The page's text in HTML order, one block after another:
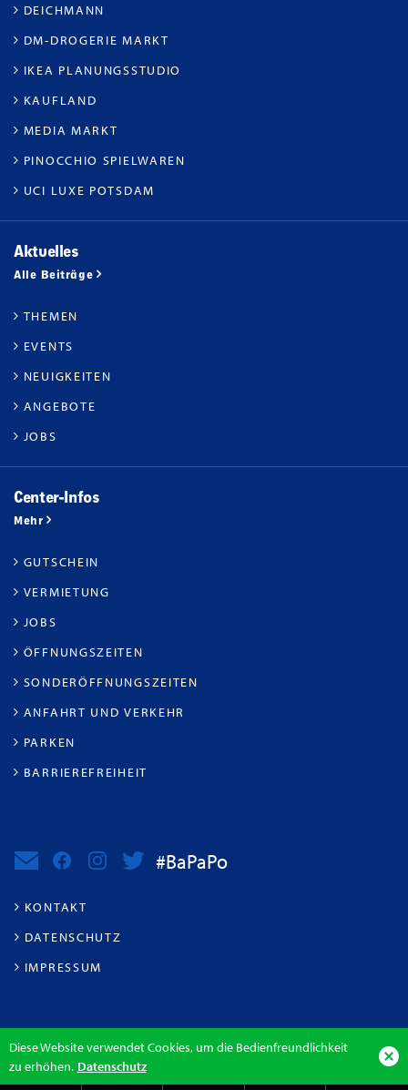
Diese Website verwendet Cookies, um die Bedienfreundlichkeit
zu erhöhen. Datenschutz
DEICHMANN
DM-DROGERIE MARKT
IKEA PLANUNGSSTUDIO
KAUFLAND
MEDIA MARKT
PINOCCHIO SPIELWAREN
UCI LUXE POTSDAM
Aktuelles
Alle Beiträge
THEMEN
EVENTS
NEUIGKEITEN
ANGEBOTE
JOBS
Center-Infos
Mehr
GUTSCHEIN
VERMIETUNG
JOBS
ÖFFNUNGSZEITEN
SONDERÖFFNUNGSZEITEN
ANFAHRT UND VERKEHR
PARKEN
BARRIEREFREIHEIT
#BaPaPo
KONTAKT
DATENSCHUTZ
IMPRESSUM